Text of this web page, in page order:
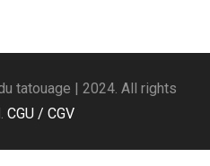
tatouage | 2024. All rights
CGU / CGV